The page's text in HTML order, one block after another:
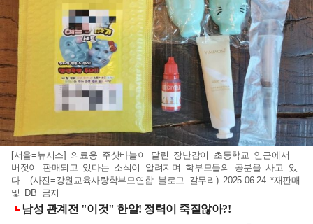
[서울=뉴시스] 의료용 주삿바늘이 달린 장난감이 초등학교 인근에서
버젓이 판매되고 있다는 소식이 알려지며 학부모들의 공분을 사고 있
다.. (사진=강원교육사랑학부모연합 블로그 갈무리) 2025.06.24 *재판매
및 DB 금지